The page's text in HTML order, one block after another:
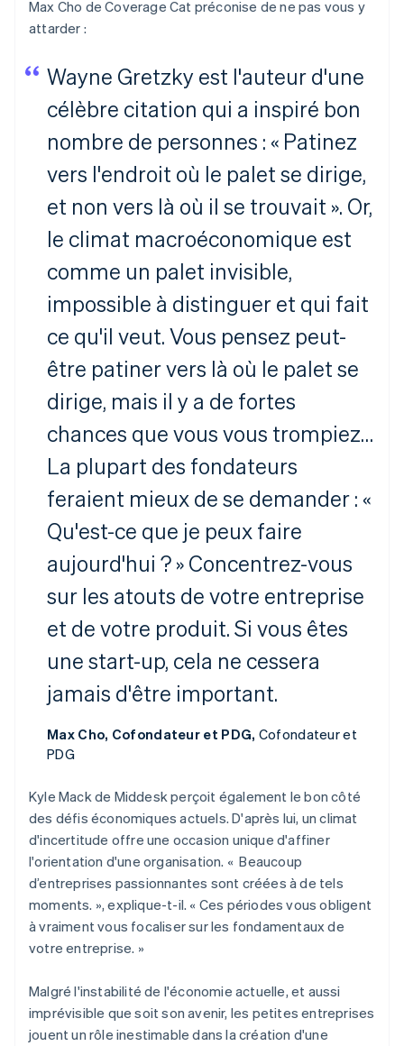
Max Cho de Coverage Cat préconise de ne pas vous y
attarder :
Wayne Gretzky est l'auteur d'une
célèbre citation qui a inspiré bon
nombre de personnes : « Patinez
vers l'endroit où le palet se dirige,
et non vers là où il se trouvait ». Or,
le climat macroéconomique est
comme un palet invisible,
impossible à distinguer et qui fait
ce qu'il veut. Vous pensez peut-
être patiner vers là où le palet se
dirige, mais il y a de fortes
chances que vous vous trompiez…
La plupart des fondateurs
feraient mieux de se demander : «
Qu'est-ce que je peux faire
aujourd'hui ? » Concentrez-vous
sur les atouts de votre entreprise
et de votre produit. Si vous êtes
une start-up, cela ne cessera
jamais d'être important.
Max Cho, Cofondateur et PDG, Cofondateur et
PDG
Kyle Mack de Middesk perçoit également le bon côté
des défis économiques actuels. D'après lui, un climat
d'incertitude offre une occasion unique d'affiner
l'orientation d'une organisation. « Beaucoup
d’entreprises passionnantes sont créées à de tels
moments. », explique-t-il. « Ces périodes vous obligent
à vraiment vous focaliser sur les fondamentaux de
votre entreprise. »
Malgré l'instabilité de l'économie actuelle, et aussi
imprévisible que soit son avenir, les petites entreprises
jouent un rôle inestimable dans la création d'une
Allemagne
Australie
Autriche
Deutsch English
Belgique
NederlandsFrançais Deutsch English
Brésil
PortuguêsEnglish
English
EnglishFrançais
Chine continentale
English
Croatie
EnglishItaliano
Danemark
English
Émirats arabes unis
English
EspañolEnglish
English
États-Unis
English Español 简体中文